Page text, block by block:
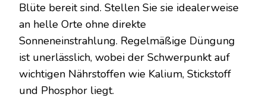
Blüte bereit sind. Stellen Sie sie idealerweise
an helle Orte ohne direkte
Sonneneinstrahlung. Regelmäßige Düngung
ist unerlässlich, wobei der Schwerpunkt auf
wichtigen Nährstoffen wie Kalium, Stickstoff
und Phosphor liegt.